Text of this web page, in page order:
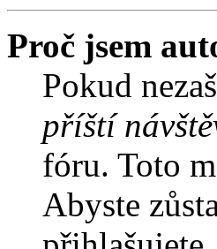
Proč jsem
Pokud
příští
fóru. Toto
Abyste